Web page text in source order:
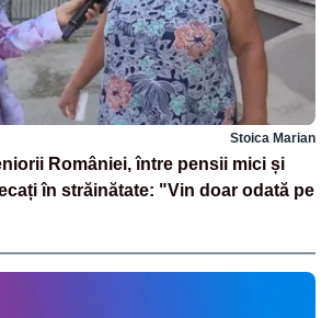
Stoica Marian
României, între pensii mici și
în străinătate: "Vin doar odată pe